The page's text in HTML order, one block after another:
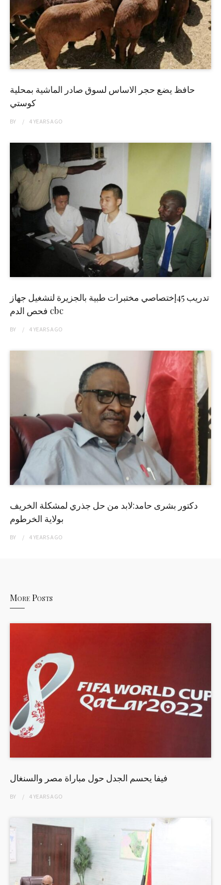
حافظ يضع حجر الاساس لسوق صادر الماشية بمحلية
كوستي
BY 4 YEARSAGO
تدريب 45إختصاصي مختبرات طبية بالجزيرة لتشغيل جهاز
فحص الدم cbc
BY 4 YEARSAGO
دكتور بشرى حامد:لابد من حل جذري لمشكلة الخريف
بولاية الخرطوم
BY 4 YEARSAGO
More Posts
فيفا يحسم الجدل حول مباراة مصر والسنغال
BY 4 YEARSAGO